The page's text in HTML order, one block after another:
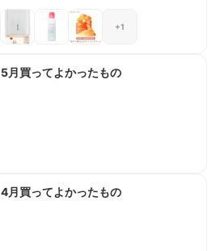
+1
5月買ってよかったもの
4月買ってよかったもの